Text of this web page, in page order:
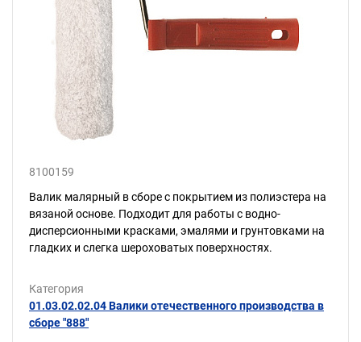
8100159
Валик малярный в сборе с покрытием из полиэстера на
вязаной основе. Подходит для работы с водно-
дисперсионными красками, эмалями и грунтовками на
гладких и слегка шероховатых поверхностях.
Категория
01.03.02.02.04 Валики отечественного производства в
сборе "888"